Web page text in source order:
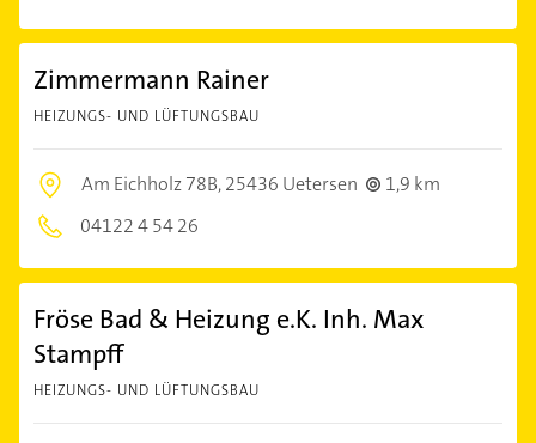
Zimmermann Rainer
HEIZUNGS- UND LÜFTUNGSBAU
Am Eichholz 78B,25436 Uetersen
1,9 km
04122 4 54 26
Fröse Bad & Heizung e.K. Inh. Max
Stampff
HEIZUNGS- UND LÜFTUNGSBAU